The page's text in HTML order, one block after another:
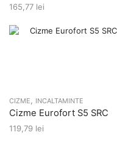
165,77 lei
CIZME, INCALTAMINTE
Cizme Eurofort S5 SRC
119,79 lei